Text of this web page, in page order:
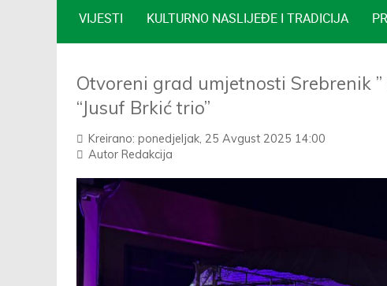
VIJESTI KULTURNO NASLIJEĐE I TRADICIJA
Otvoreni grad umjetnosti Srebrenik
“Jusuf Brkić trio”
Kreirano: ponedjeljak, 25 Avgust 2025 14:00
Autor Redakcija